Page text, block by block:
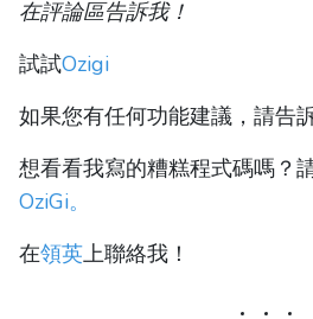
在評論區告訴我！
試試Ozigi
如果您有任何功能建議，請告
想看看我寫的糟糕程式碼嗎？
OziGi。
在領英上聯絡我！